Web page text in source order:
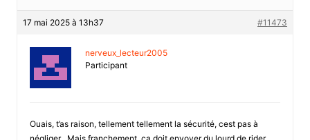
17 mai 2025 à 13h37 #11473
nerveux_lecteur2005
Participant
Ouais, t’as raison, tellement tellement la sécurité, cest pas à